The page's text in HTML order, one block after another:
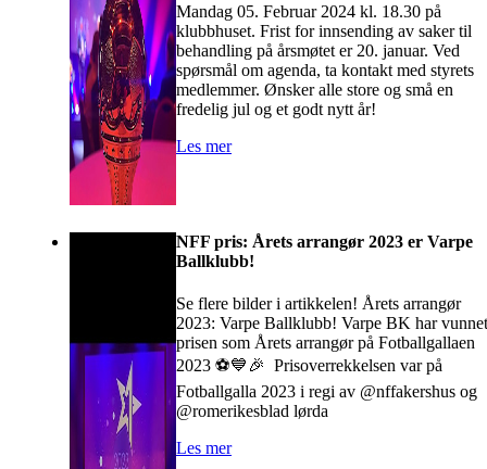
Mandag 05. Februar 2024 kl. 18.30 på
klubbhuset. Frist for innsending av saker til
behandling på årsmøtet er 20. januar. Ved
spørsmål om agenda, ta kontakt med styrets
medlemmer. Ønsker alle store og små en
fredelig jul og et godt nytt år!
Les mer
NFF pris: Årets arrangør 2023 er Varpe
Ballklubb!
Se flere bilder i artikkelen! Årets arrangør
2023: Varpe Ballklubb! Varpe BK har vunnet
prisen som Årets arrangør på Fotballgallaen
2023 ⚽️💙🎉 Prisoverrekkelsen var på
Fotballgalla 2023 i regi av @nffakershus og
@romerikesblad lørda
Les mer